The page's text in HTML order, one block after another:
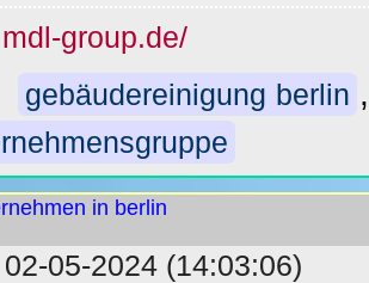
mdl-group.de/
gebäudereinigung berlin
in berlin
02-05-2024 (14:03:06)